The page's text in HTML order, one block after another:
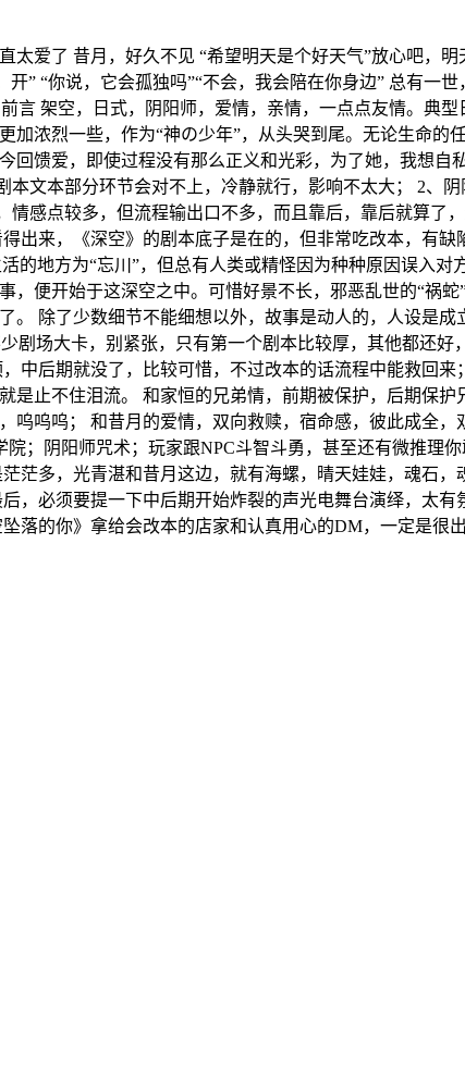
太爱了 昔月，好久不见 “希望明天是个好天气”放心吧，
” “你说，它会孤独吗”“不会，我会陪在你身边” 总有一
言 架空，日式，阴阳师，爱情，亲情，一点点友情。典
加浓烈一些，作为“神の少年”，从头哭到尾。无论生命
回馈爱，即使过程没有那么正义和光彩，为了她，我想
文本部分环节会对不上，冷静就行，影响不太大； 2、
感点较多，但流程输出口不多，而且靠后，靠后就算了
出来，《深空》的剧本底子是在的，但非常吃改本，有
的地方为“忘川”，但总有人类或精怪因为种种原因误入
，便开始于这深空之中。可惜好景不长，邪恶乱世的“祸
。 除了少数细节不能细想以外，故事是动人的，人设是
剧场大卡，别紧张，只有第一个剧本比较厚，其他都还
中后期就没了，比较可惜，不过改本的话流程中能救回
是止不住泪流。 和家恒的兄弟情，前期被保护，后期保
呜呜呜； 和昔月的爱情，双向救赎，宿命感，彼此成全
；阴阳师咒术；玩家跟NPC斗智斗勇，甚至还有微推理
茫多，光青湛和昔月这边，就有海螺，晴天娃娃，魂石
，必须要提一下中后期开始炸裂的声光电舞台演绎，太
落的你》拿给会改本的店家和认真用心的DM，一定是很出